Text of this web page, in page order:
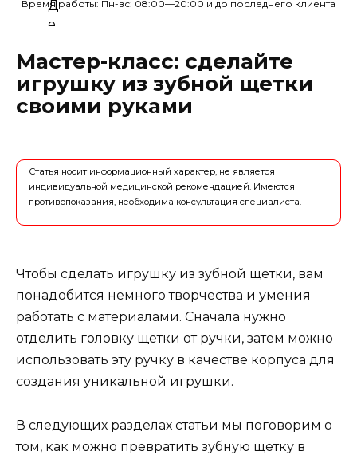
Время работы: Пн-вс: 08:00—20:00 и до последнего клиента
Мастер-класс: сделайте
игрушку из зубной щетки
своими руками
Статья носит информационный характер, не является
индивидуальной медицинской рекомендацией. Имеются
противопоказания, необходима консультация специалиста.
Чтобы сделать игрушку из зубной щетки, вам
понадобится немного творчества и умения
работать с материалами. Сначала нужно
отделить головку щетки от ручки, затем можно
использовать эту ручку в качестве корпуса для
создания уникальной игрушки.
В следующих разделах статьи мы поговорим о
том, как можно превратить зубную щетку в